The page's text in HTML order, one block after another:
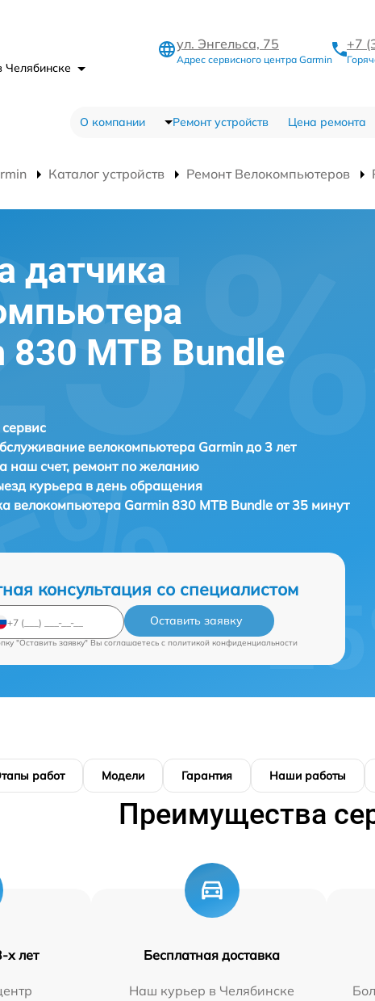
Челябинске
ул. Энгельса, 75
Адрес сервисного центра Garmin
+7
О компании Ремонт устройств Цена ремонта
Каталог устройств Ремонт Велокомпьютеров
датчика
830 MTB Bundle
велокомпьютера Garmin до 3 лет
наш счет, ремонт по желанию
курьера в день обращения
велокомпьютера Garmin 830 MTB Bundle от 35 минут
консультация со специалистом
Оставить заявку
"Оставить заявку" Вы соглашаетесь c политикой конфиденциальности
работ Модели Гарантия Наши работы
Преимущества
х лет Бесплатная доставка
Наш курьер в Челябинске